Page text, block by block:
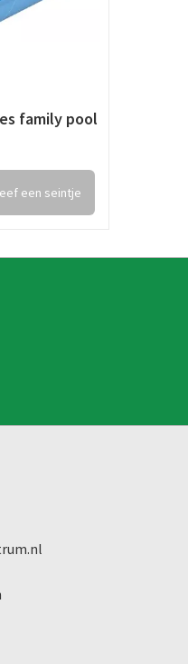
family pool
een seintje